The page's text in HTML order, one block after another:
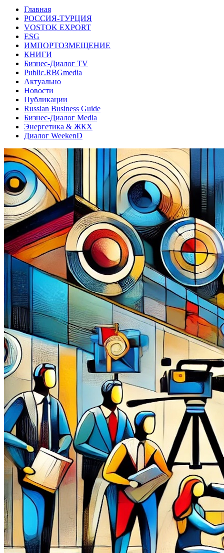
Главная
РОССИЯ-ТУРЦИЯ
VOSTOK EXPORT
ESG
ИМПОРТОЗМЕЩЕНИЕ
КНИГИ
Бизнес-Диалог TV
Public.RBGmedia
Актуально
Новости
Публикации
Russian Business Guide
Бизнес-Диалог Media
Энергетика & ЖКХ
Диалог WeekenD